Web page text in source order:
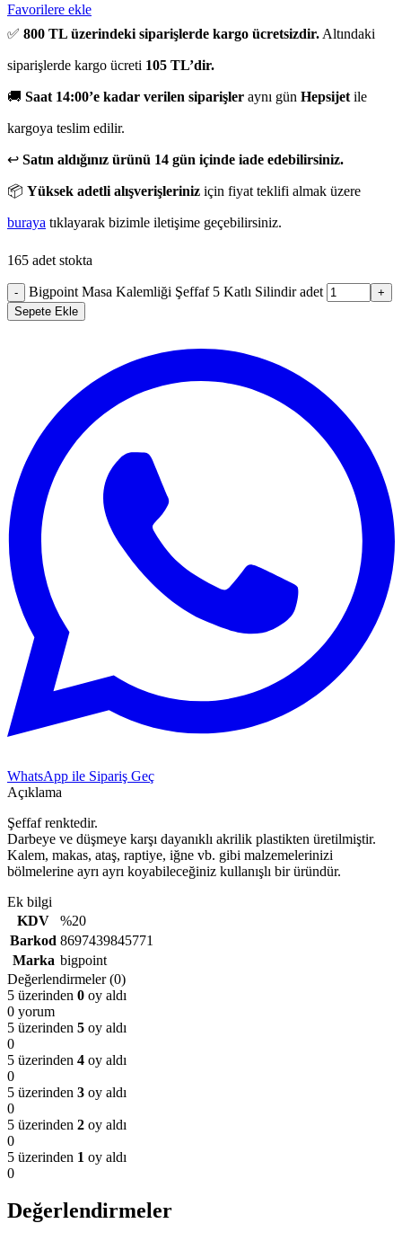
Favorilere ekle
✅ 800 TL üzerindeki siparişlerde kargo ücretsizdir. Altındaki
siparişlerde kargo ücreti 105 TL’dir.
🚚 Saat 14:00’e kadar verilen siparişler aynı gün Hepsijet ile
kargoya teslim edilir.
↩️ Satın aldığınız ürünü 14 gün içinde iade edebilirsiniz.
📦 Yüksek adetli alışverişleriniz için fiyat teklifi almak üzere
buraya tıklayarak bizimle iletişime geçebilirsiniz.
165 adet stokta
- Bigpoint Masa Kalemliği Şeffaf 5 Katlı Silindir adet
+
Sepete Ekle
WhatsApp ile Sipariş Geç
Açıklama
Şeffaf renktedir.
Darbeye ve düşmeye karşı dayanıklı akrilik plastikten üretilmiştir.
Kalem, makas, ataş, raptiye, iğne vb. gibi malzemelerinizi
bölmelerine ayrı ayrı koyabileceğiniz kullanışlı bir üründür.
Ek bilgi
KDV
%20
Barkod 8697439845771
Marka bigpoint
Değerlendirmeler (0)
5 üzerinden 0 oy aldı
0 yorum
5 üzerinden 5 oy aldı
0
5 üzerinden 4 oy aldı
0
5 üzerinden 3 oy aldı
0
5 üzerinden 2 oy aldı
0
5 üzerinden 1 oy aldı
0
Değerlendirmeler